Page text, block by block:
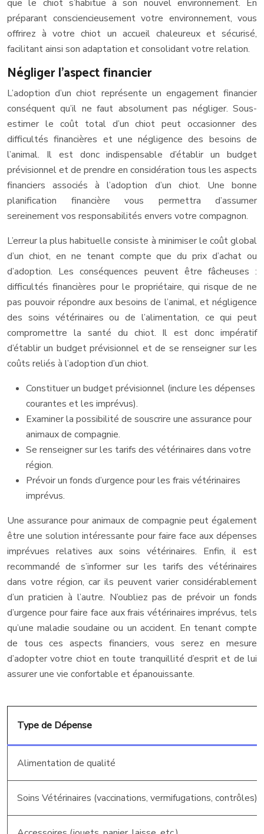
que le chiot s’habitue à son nouvel environnement. En
préparant consciencieusement votre environnement, vous
offrirez à votre chiot un accueil chaleureux et sécurisé,
facilitant ainsi son adaptation et consolidant votre relation.
Négliger l’aspect financier
L’adoption d’un chiot représente un engagement financier
conséquent qu’il ne faut absolument pas négliger. Sous-
estimer le coût total d’un chiot peut occasionner des
difficultés financières et une négligence des besoins de
l’animal. Il est donc indispensable d’établir un budget
prévisionnel et de prendre en considération tous les aspects
financiers associés à l’adoption d’un chiot. Une bonne
planification financière vous permettra d’assumer
sereinement vos responsabilités envers votre compagnon.
L’erreur la plus habituelle consiste à minimiser le coût global
d’un chiot, en ne tenant compte que du prix d’achat ou
d’adoption. Les conséquences peuvent être fâcheuses :
difficultés financières pour le propriétaire, qui risque de ne
pas pouvoir répondre aux besoins de l’animal, et négligence
des soins vétérinaires ou de l’alimentation, ce qui peut
compromettre la santé du chiot. Il est donc impératif
d’établir un budget prévisionnel et de se renseigner sur les
coûts reliés à l’adoption d’un chiot.
Constituer un budget prévisionnel (inclure les dépenses
courantes et les imprévus).
Examiner la possibilité de souscrire une assurance pour
animaux de compagnie.
Se renseigner sur les tarifs des vétérinaires dans votre
région.
Prévoir un fonds d’urgence pour les frais vétérinaires
imprévus.
Une assurance pour animaux de compagnie peut également
être une solution intéressante pour faire face aux dépenses
imprévues relatives aux soins vétérinaires. Enfin, il est
recommandé de s’informer sur les tarifs des vétérinaires
dans votre région, car ils peuvent varier considérablement
d’un praticien à l’autre. N’oubliez pas de prévoir un fonds
d’urgence pour faire face aux frais vétérinaires imprévus, tels
qu’une maladie soudaine ou un accident. En tenant compte
de tous ces aspects financiers, vous serez en mesure
d’adopter votre chiot en toute tranquillité d’esprit et de lui
assurer une vie confortable et épanouissante.
Type de Dépense
Alimentation de qualité
Soins Vétérinaires (vaccinations, vermifugations, contrôles)